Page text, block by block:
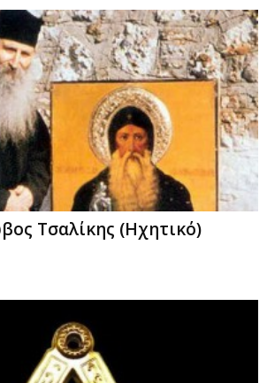
Τσαλίκης (Ηχητικό)